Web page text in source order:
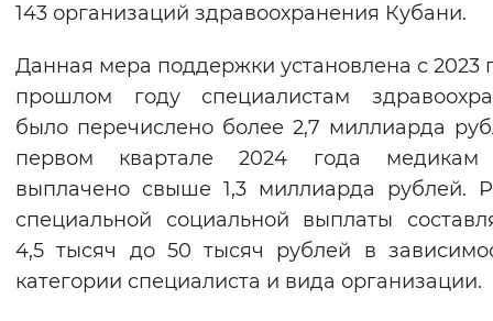
Вернуть стандартные настройки
143 организаций здравоохранения Кубани.
Данная мера поддержки установлена с 2023
прошлом году специалистам
было перечислено более 2,7 миллиарда
первом квартале 2024 года
выплачено свыше 1,3 миллиарда рублей.
специальной социальной выплаты
4,5 тысяч до 50 тысяч рублей в
категории специалиста и вида организации.